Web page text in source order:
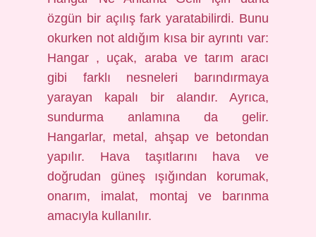
özgün bir açılış fark yaratabilirdi. Bunu
okurken not aldığım kısa bir ayrıntı var:
Hangar , uçak, araba ve tarım aracı
gibi farklı nesneleri barındırmaya
yarayan kapalı bir alandır. Ayrıca,
sundurma anlamına da gelir.
Hangarlar, metal, ahşap ve betondan
yapılır. Hava taşıtlarını hava ve
doğrudan güneş ışığından korumak,
onarım, imalat, montaj ve barınma
amacıyla kullanılır.